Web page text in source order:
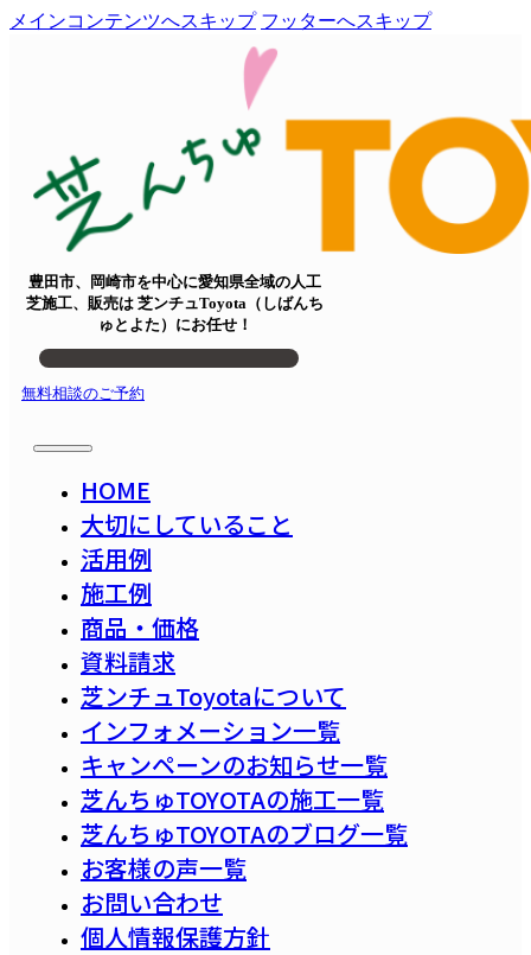
メインコンテンツへスキップ フッターへスキップ
豊田市、岡崎市を中心に愛知県全域の人工
芝施工、販売は 芝ンチュToyota（しばんち
ゅとよた）にお任せ！
無料相談のご予約
HOME
大切にしていること
活用例
施工例
商品・価格
資料請求
芝ンチュToyotaについて
インフォメーション一覧
キャンペーンのお知らせ一覧
芝んちゅTOYOTAの施工一覧
芝んちゅTOYOTAのブログ一覧
お客様の声一覧
お問い合わせ
個人情報保護方針